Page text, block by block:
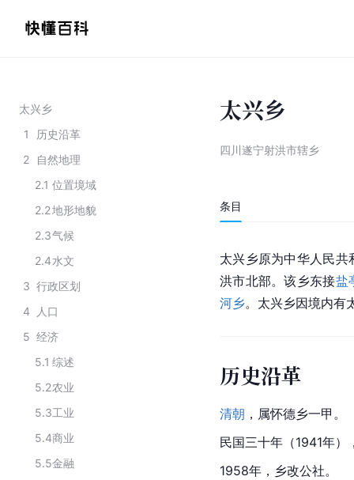
太兴乡
1
历史沿革
2
自然地理
2.1 位置境域
2.2地形地貌
2.3气候
2.4水文
3 行政区划
4
人口
5 经济
5.1 综述
5.2农业
5.3工业
5.4商业
5.5金融
太兴乡
四川遂宁射洪市辖乡
条目
太兴乡原为中华人民共
洪市北部。该乡东接盐
河乡。太兴乡因境内有
历史沿革
清朝 ，属怀德乡一甲。
民国三十年（1941年）
1958年，乡改公社。